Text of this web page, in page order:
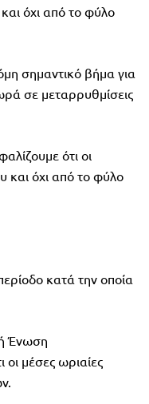
όχι από το φύλο
σημαντικό βήμα για
σε μεταρρυθμίσεις
ότι οι
και όχι από το φύλο
κατά την οποία
Ένωση
μέσες ωριαίες